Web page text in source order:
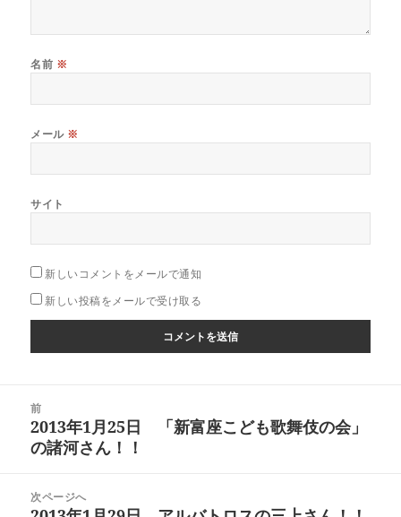
名前 ※
メール ※
サイト
新しいコメントをメールで通知
新しい投稿をメールで受け取る
前
前
の
稿:
2013年1月25日 「新富座こども歌舞伎の会」
の諸河さん！！
次ページへ